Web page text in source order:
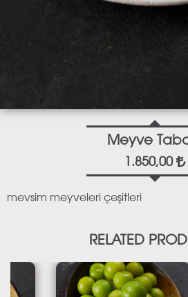
Meyve
1.850,00
mevsim meyveleri çeşitleri
RELATED